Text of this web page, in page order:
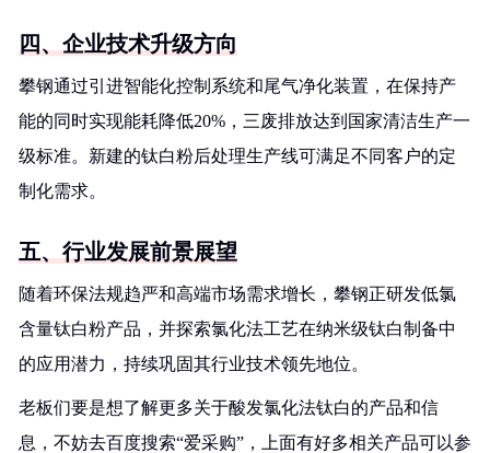
四、企业技术升级方向
攀钢通过引进智能化控制系统和尾气净化装置，在保持产
能的同时实现能耗降低20%，三废排放达到国家清洁生产一
级标准。新建的钛白粉后处理生产线可满足不同客户的定
制化需求。
五、行业发展前景展望
随着环保法规趋严和高端市场需求增长，攀钢正研发低氯
含量钛白粉产品，并探索氯化法工艺在纳米级钛白制备中
的应用潜力，持续巩固其行业技术领先地位。
老板们要是想了解更多关于酸发氯化法钛白的产品和信
息，不妨去百度搜索“爱采购”，上面有好多相关产品可以参